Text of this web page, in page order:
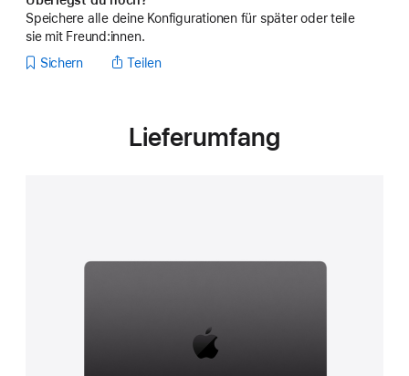
Speichere alle deine Konfigurationen für später oder teile
sie mit Freund:innen.
Sichern
Teilen
Lieferumfang